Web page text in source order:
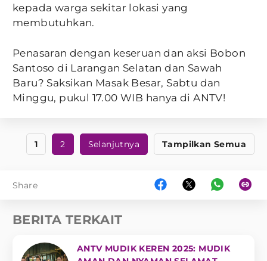
kepada warga sekitar lokasi yang
membutuhkan.
Penasaran dengan keseruan dan aksi Bobon
Santoso di Larangan Selatan dan Sawah
Baru? Saksikan Masak Besar, Sabtu dan
Minggu, pukul 17.00 WIB hanya di ANTV!
1 2 Selanjutnya Tampilkan Semua
Share
BERITA TERKAIT
ANTV MUDIK KEREN 2025: MUDIK